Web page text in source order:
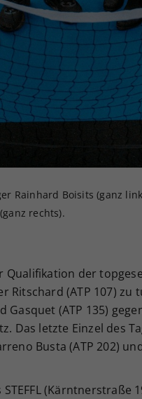
Rainhard Boisits (ganz
rechts).
der
Ritschard (ATP 107)
(ATP 135)
Das letzte Einzel des
Busta (ATP 202)
(Kärntnerstraße